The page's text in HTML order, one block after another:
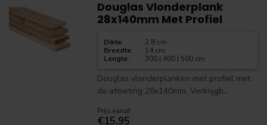
Douglas Vlonderplank
28x140mm Met Profiel
Dikte:
2,8 cm
Breedte:
14 cm
Lengte: 300 | 400 | 500 cm
Douglas vlonderplanken met profiel met
de afmeting 28x140mm. Verkrijgb...
Prijs vanaf
€15,95